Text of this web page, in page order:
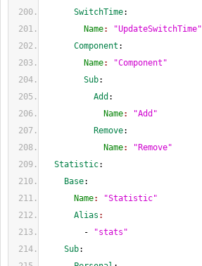
SwitchTime:
Name:
"UpdateSwitchTime"
Component :
Name:
"Component"
Sub:
Add :
Name:
"Add"
Remove:
Name:
"Remove"
Statistic:
Base:
Name:
"Statistic"
Alias :
-
"stats"
Sub: